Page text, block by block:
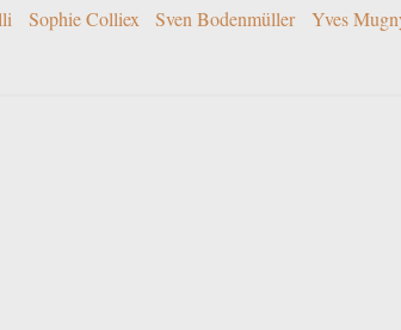
Sophie Colliex Sven Bodenmüller Yves